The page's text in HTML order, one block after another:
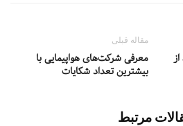
مقاله قبلی
معرفی شرکت‌های هواپیمایی با
بیشترین تعداد شکایات
مرتبط